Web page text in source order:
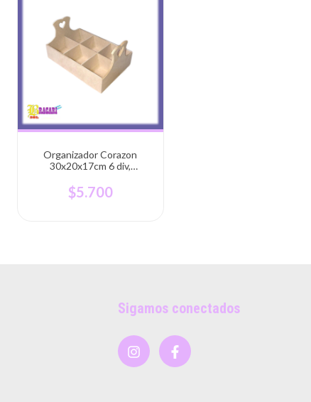
Organizador Corazon
30x20x17cm 6 div,
$5.700
Sigamos conectados